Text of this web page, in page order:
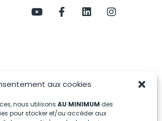
aux cookies
nous utilisons AU MINIMUM des
pour stocker et/ou accéder aux